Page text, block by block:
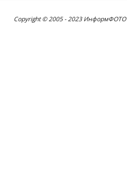
Copyright © 2005 - 2023 ИнформФОТО